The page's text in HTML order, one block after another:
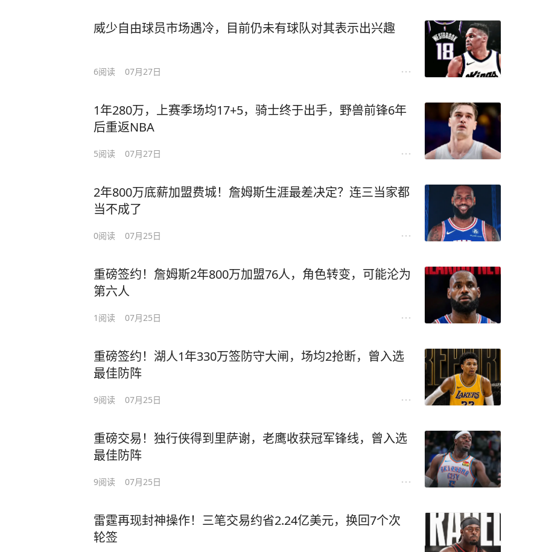
威少自由球员市场遇冷，目前仍未有球队对其表示出兴趣
6阅读 07月27日
1年280万，上赛季场均17+5，骑士终于出手，野兽前锋6年
后重返NBA
5阅读 07月27日
2年800万底薪加盟费城！詹姆斯生涯最差决定？连三当家都
当不成了
0阅读 07月25日
重磅签约！詹姆斯2年800万加盟76人，角色转变，可能沦为
第六人
1 阅读 07月25日
重磅签约！湖人1年330万签防守大闸，场均2抢断，曾入选
最佳防阵
9阅读 07月25日
重磅交易！独行侠得到里萨谢，老鹰收获冠军锋线，曾入选
最佳防阵
9阅读 07月25日
雷霆再现封神操作！三笔交易约省2.24亿美元，换回7个次
轮签